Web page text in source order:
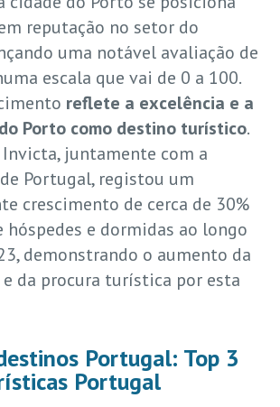
reputação no setor do
uma notável avaliação de
escala que vai de 0 a 100.
reflete a excelência e a
Porto como destino turístico.
juntamente com a
Portugal, registou um
crescimento de cerca de 30%
hóspedes e dormidas ao longo
demonstrando o aumento da
da procura turística por esta
Portugal: Top 3
Portugal